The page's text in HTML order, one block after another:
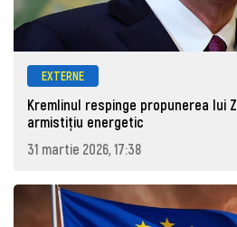
EXTERNE
Kremlinul respinge propunerea lui
armistițiu energetic
31 martie 2026, 17:38